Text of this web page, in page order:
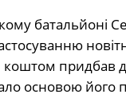
батальйоні
придбав
основою